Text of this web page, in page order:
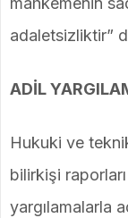
adaletsizliktir”
ADİL
Hukuki ve
bilirkişi
yargılamalarla